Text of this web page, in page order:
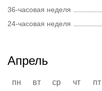
36-часовая неделя
24-часовая неделя
Апрель
пн вт ср чт пт